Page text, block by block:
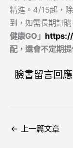
精進。4/15起，
到，如需長期訂
健康GO」
配，還會不定期
臉書留言回應
← 上一篇文章